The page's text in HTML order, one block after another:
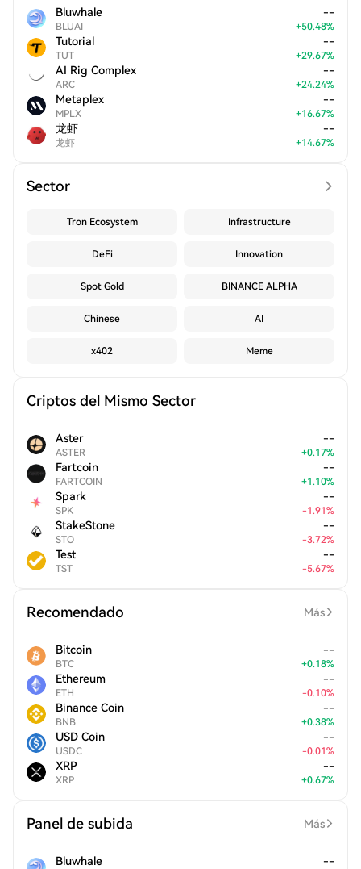
Bluwhale
BLUAI
--
+50.48%
Tutorial
TUT
--
+29.67%
AI Rig Complex
ARC
--
+24.24%
Metaplex
MPLX
--
+16.67%
龙虾
龙虾
--
+14.67%
Sector
Tron Ecosystem Infrastructure
DeFi Innovation
Spot Gold BINANCE ALPHA
Chinese AI
x402 Meme
Criptos del Mismo Sector
Aster
ASTER
--
+0.17%
Fartcoin
FARTCOIN
--
+1.10%
Spark
SPK
--
-1.91%
StakeStone
STO
--
-3.72%
Test
TST
--
-5.67%
Recomendado Más
Bitcoin
BTC
--
+0.18%
Ethereum
ETH
--
-0.10%
Binance Coin
BNB
--
+0.38%
USD Coin
USDC
--
-0.01%
XRP
XRP
--
+0.67%
Panel de subida Más
Bluwhale --